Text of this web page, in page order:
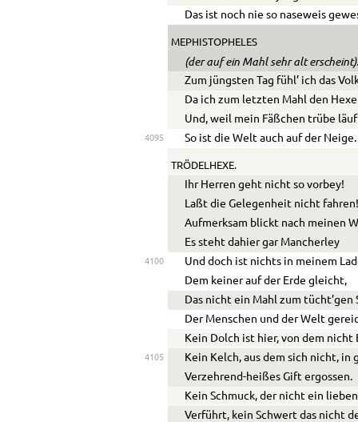
Das ist noch nie so naseweis
MEPHISTOPHELES
(der auf ein Mahl sehr alt
Zum jüngsten Tag fühl’ ich das
Da ich zum letzten Mahl den
Und, weil mein Fäßchen trübe
4095 So ist die Welt auch auf der Neige.
TRÖDELHEXE.
Ihr Herren geht nicht so vorbey!
Laßt die Gelegenheit nicht
Aufmerksam blickt nach meinen
Es steht dahier gar Mancherley
4100
Und doch ist nichts in meinem
Dem keiner auf der Erde gleicht,
Das nicht ein Mahl zum tücht’gen
Der Menschen und der Welt
Kein Dolch ist hier, von dem nicht
4105
Kein Kelch, aus dem sich nicht, in
Verzehrend-heißes Gift ergossen.
Kein Schmuck, der nicht ein
Verführt, kein Schwert das nicht